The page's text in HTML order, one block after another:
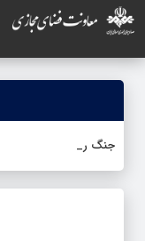
جنگ رمضان؛